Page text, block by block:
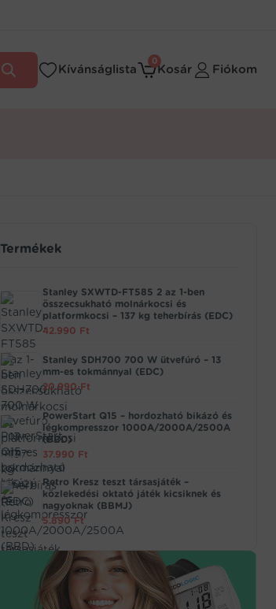
Kívánságlista
0
Kosár Fiókom
Termékek
Stanley SXWTD-FT585 2 az 1-ben
összecsukható molnárkocsi és
platformkocsi – 137 kg teherbírás (EDC)
42.990 Ft
Stanley SDH700 700 W ütvefúró – 13
mm-es tokmánnyal (EDC)
20.990Ft
PowerStart Q15 – hordozható bikázó és
légkompresszor 1000A/2000A/2500A
(BBD)
37.990 Ft
Retro Kresz teszt társasjáték –
közlekedési oktató játék kicsiknek és
nagyoknak (BBMJ)
5.890Ft